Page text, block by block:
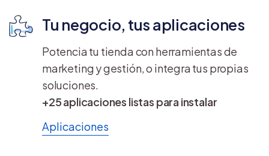
Tu negocio, tus aplicaciones
Potencia tu tienda con herramientas de
marketing y gestión, o integra tus propias
soluciones.
+25 aplicaciones listas para instalar
Aplicaciones